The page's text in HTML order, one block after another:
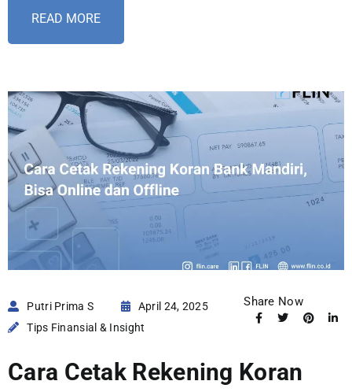
READ MORE
Putri Prima S
April 24, 2025
Tips Finansial & Insight
Share Now
Cara Cetak Rekening Koran